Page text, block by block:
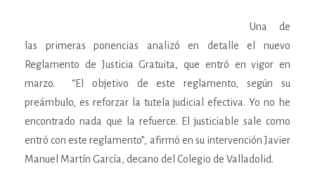
Una de
las primeras ponencias analizó en detalle el nuevo
Reglamento de Justicia Gratuita, que entró en vigor en
marzo. “El objetivo de este reglamento, según su
preámbulo, es reforzar la tutela judicial efectiva. Yo no he
encontrado nada que la refuerce. El justiciable sale como
entró con este reglamento”, afirmó en su intervención Javier
Manuel Martín García, decano del Colegio de Valladolid.